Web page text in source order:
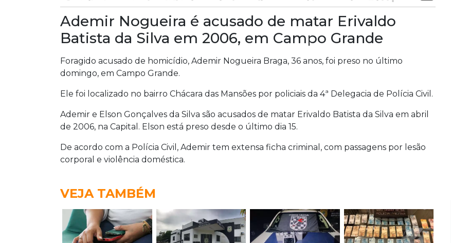
Ademir Nogueira é acusado de matar Erivaldo
Batista da Silva em 2006, em Campo Grande
Foragido acusado de homicídio, Ademir Nogueira Braga, 36 anos, foi preso no último
domingo, em Campo Grande.
Ele foi localizado no bairro Chácara das Mansões por policiais da 4ª Delegacia de Polícia Civil.
Ademir e Elson Gonçalves da Silva são acusados de matar Erivaldo Batista da Silva em abril
de 2006, na Capital. Elson está preso desde o último dia 15.
De acordo com a Polícia Civil, Ademir tem extensa ficha criminal, com passagens por lesão
corporal e violência doméstica.
VEJA TAMBÉM